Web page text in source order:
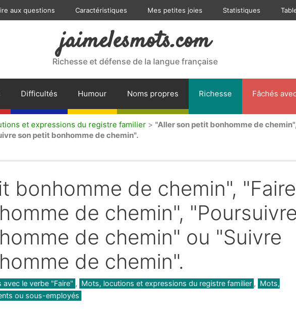
aux questions Caractéristiques Mes petites joies Statistiques
jaimelesmots.com
Richesse et défense de la langue française
Difficultés Humour Noms propres Richesse Fâchés
et expressions du registre familier > "Aller son petit bonhomme de
son petit bonhomme de chemin".
bonhomme de chemin", "Faire
de chemin", "Poursuivre
de chemin" ou "Suivre
de chemin".
le verbe "Faire" , Mots, locutions et expressions du registre familier , Mots,
ou sous-employés